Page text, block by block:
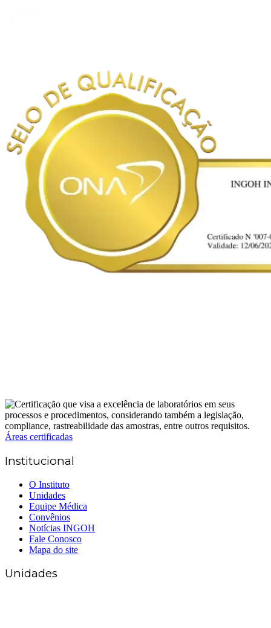
Áreas certificadas
Institucional
O Instituto
Unidades
Equipe Médica
Convênios
Notícias INGOH
Fale Conosco
Mapa do site
Unidades